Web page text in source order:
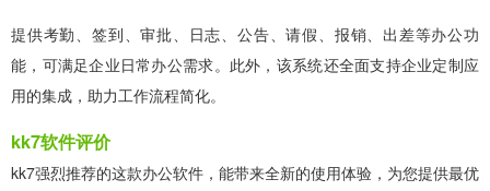
提供考勤、签到、审批、日志、公告、请假、报销、出差等办公功
能，可满足企业日常办公需求。此外，该系统还全面支持企业定制应
用的集成，助力工作流程简化。
kk7软件评价
kk7强烈推荐的这款办公软件，能带来全新的使用体验，为您提供最优